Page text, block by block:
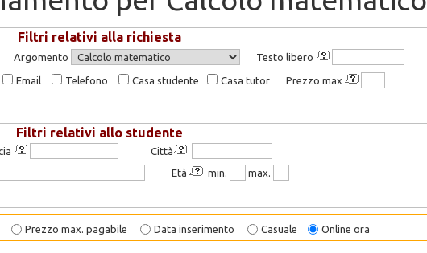
Filtri relativi alla richiesta
Argomento Testo libero
Email Telefono Casa studente Casa tutor Prezzo max
Filtri relativi allo studente
Città
Età min. max.
Prezzo max. pagabile Data inserimento Casuale Online ora